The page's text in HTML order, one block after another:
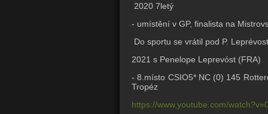
2020 7letý
- umístění v GP, finalista na
Do sportu se vrátil pod P.
2021 s Penelope Leprevóst (FRA)
- 8.místo CSIO5* NC (0) 145
Tropéz
https://www.youtube.com/